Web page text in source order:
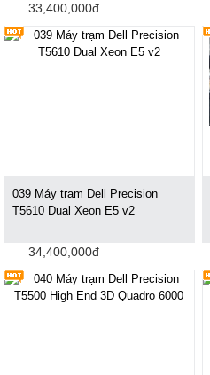
33,400,000đ
039 Máy trạm Dell Precision
T5610 Dual Xeon E5 v2
34,400,000đ